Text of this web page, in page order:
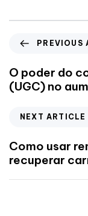
PREVIOUS
O poder do
(UGC) no
NEXT ARTICLE
Como usar
recuperar